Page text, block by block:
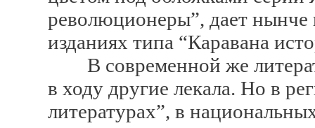
революционеры”, дает нынче
изданиях типа “Каравана
В современной же
в ходу другие лекала. Но в
литературах”, в